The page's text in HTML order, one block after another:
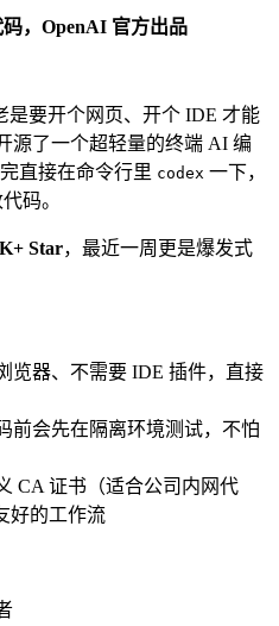
，OpenAI 官方出品
要开个网页、开个 IDE 才能
源了一个超轻量的终端 AI 编
直接在命令行里 codex 一下，
码。
Star，最近一周更是爆发式
览器、不需要 IDE 插件，直接
前会先在隔离环境测试，不怕
CA 证书（适合公司内网代
好的工作流